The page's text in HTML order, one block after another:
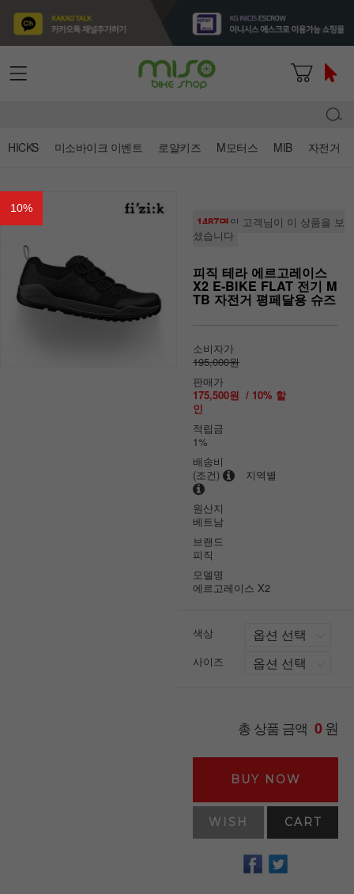
HICKS 미소바이크 이벤트 로얄키즈 M모터스 MIB 자전거
10%
1487명의 고객님이 이 상품을 보
셨습니다
피직 테라 에르고레이스
X2 E-BIKE FLAT 전기 M
TB 자전거 평페달용 슈즈
소비자가
195,000원
판매가
175,500원 / 10% 할
인
적립금
1%
배송비
(조건)
지역별
원산지
베트남
브랜드
피직
모델명
에르고레이스 X2
색상
사이즈
총 상품 금액 0원
BUY NOW
WISH CART